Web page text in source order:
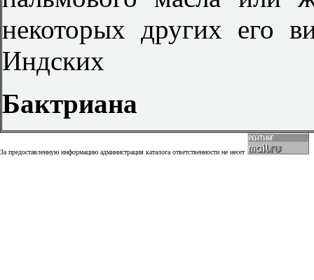
некоторых других его
Индских
Бактриана
За предоставленную информацию администрация каталога ответственности не несет